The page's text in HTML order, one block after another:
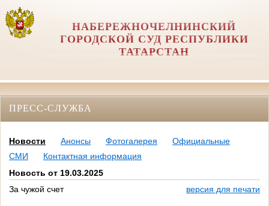
НАБЕРЕЖНОЧЕЛНИНСКИЙ
ГОРОДСКОЙ СУД РЕСПУБЛИКИ
ТАТАРСТАН
ПРЕСС-СЛУЖБА
Новости Анонсы Фотогалерея
Официальные
СМИ
Контактная информация
Новость от 19.03.2025
За чужой счет
версия для печати